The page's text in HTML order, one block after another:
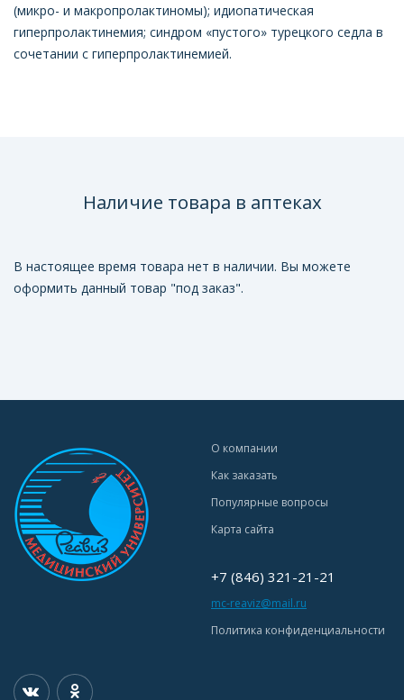
(микро- и макропролактиномы); идиопатическая
гиперпролактинемия; синдром «пустого» турецкого седла в
сочетании с гиперпролактинемией.
Наличие товара в аптеках
В настоящее время товара нет в наличии. Вы можете
оформить данный товар "под заказ".
О компании
Как заказать
Популярные вопросы
Карта сайта
+7 (846) 321-21-21
mc-reaviz@mail.ru
Политика конфиденциальности